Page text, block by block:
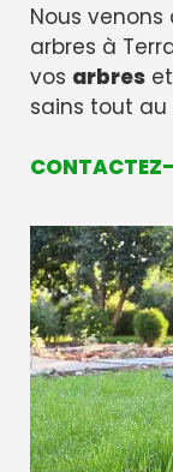
Nous venons
arbres à
vos arbres et
sains tout au